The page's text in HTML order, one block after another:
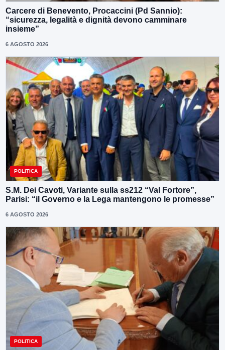
Carcere di Benevento, Procaccini (Pd Sannio):
“sicurezza, legalità e dignità devono camminare
insieme”
6 AGOSTO 2026
POLITICA
S.M. Dei Cavoti, Variante sulla ss212 “Val Fortore”,
Parisi: “il Governo e la Lega mantengono le promesse”
6 AGOSTO 2026
POLITICA